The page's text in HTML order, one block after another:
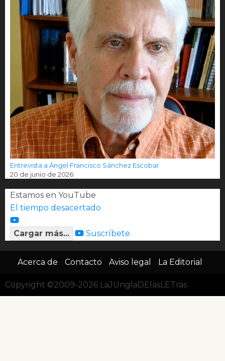
Entrevista a Ángel Francisco Sánchez Escobar
20 de junio de 2026
Estamos en YouTube
El tiempo desacertado
Cargar más... Suscríbete
Acerca de Contacto Aviso legal La Editorial
Copyright ©2009-2026 LaJUnglaDElasLETras